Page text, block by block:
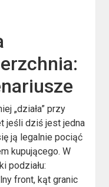
„działa” przy
jeśli dziś jest jedna
ją legalnie pociąć
kupującego. W
podziału:
front, kąt granic